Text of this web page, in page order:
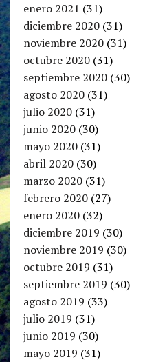
enero 2021 (31)
diciembre 2020(31)
noviembre 2020(31)
octubre 2020(31)
septiembre 2020(30)
agosto 2020(31)
julio 2020(31)
junio 2020(30)
mayo 2020(31)
abril 2020(30)
marzo 2020(31)
febrero 2020(27)
enero 2020(32)
diciembre 2019 (30)
noviembre 2019 (30)
octubre 2019 (31)
septiembre 2019 (30)
agosto 2019 (33)
julio 2019 (31)
junio 2019 (30)
mayo 2019 (31)